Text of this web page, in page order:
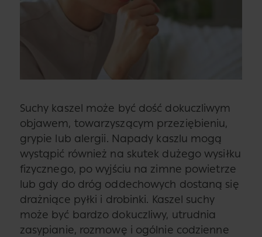
Suchy kaszel może być dość dokuczliwym
objawem, towarzyszącym przeziębieniu,
grypie lub alergii. Napady kaszlu mogą
wystąpić również na skutek dużego wysiłku
fizycznego, po wyjściu na zimne powietrze
lub gdy do dróg oddechowych dostaną się
drażniące pyłki i drobinki. Kaszel suchy
może być bardzo dokuczliwy, utrudnia
zasypianie, rozmowę i ogólnie codzienne